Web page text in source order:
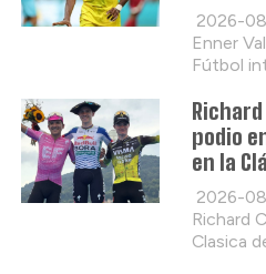
2026-
Enner
Fútbol
podio
en la
2026-
Richard
Clasica